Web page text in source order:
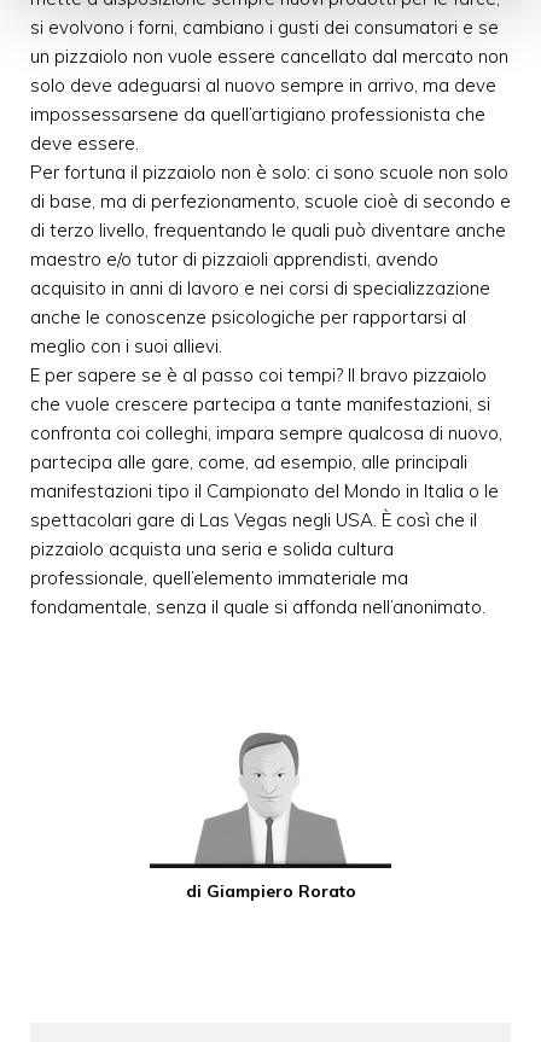
si evolvono i forni, cambiano i gusti dei consumatori e se
un pizzaiolo non vuole essere cancellato dal mercato non
solo deve adeguarsi al nuovo sempre in arrivo, ma deve
impossessarsene da quell’artigiano professionista che
deve essere.
Per fortuna il pizzaiolo non è solo: ci sono scuole non solo
di base, ma di perfezionamento, scuole cioè di secondo e
di terzo livello, frequentando le quali può diventare anche
maestro e/o tutor di pizzaioli apprendisti, avendo
acquisito in anni di lavoro e nei corsi di specializzazione
anche le conoscenze psicologiche per rapportarsi al
meglio con i suoi allievi.
E per sapere se è al passo coi tempi? Il bravo pizzaiolo
che vuole crescere partecipa a tante manifestazioni, si
confronta coi colleghi, impara sempre qualcosa di nuovo,
partecipa alle gare, come, ad esempio, alle principali
manifestazioni tipo il Campionato del Mondo in Italia o le
spettacolari gare di Las Vegas negli USA. È così che il
pizzaiolo acquista una seria e solida cultura
professionale, quell’elemento immateriale ma
fondamentale, senza il quale si affonda nell’anonimato.
di Giampiero Rorato